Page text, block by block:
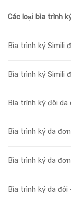
Các loại bìa trình
Bìa trình ký Simili
Bìa trình ký Simili
Bìa trình ký đôi da
Bìa trình ký da
Bìa trình ký da
Bìa trình ký da đôi